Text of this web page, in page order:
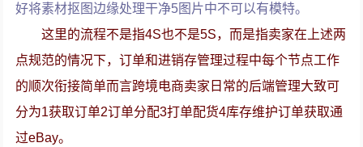
好将素材抠图边缘处理干净5图片中不可以有模特。
这里的流程不是指4S也不是5S，而是指卖家在上述两
点规范的情况下，订单和进销存管理过程中每个节点工作
的顺次衔接简单而言跨境电商卖家日常的后端管理大致可
分为1获取订单2订单分配3打单配货4库存维护订单获取通
过eBay。